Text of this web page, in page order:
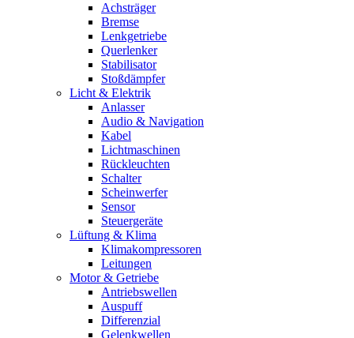
Achsträger
Bremse
Lenkgetriebe
Querlenker
Stabilisator
Stoßdämpfer
Licht & Elektrik
Anlasser
Audio & Navigation
Kabel
Lichtmaschinen
Rückleuchten
Schalter
Scheinwerfer
Sensor
Steuergeräte
Lüftung & Klima
Klimakompressoren
Leitungen
Motor & Getriebe
Antriebswellen
Auspuff
Differenzial
Gelenkwellen